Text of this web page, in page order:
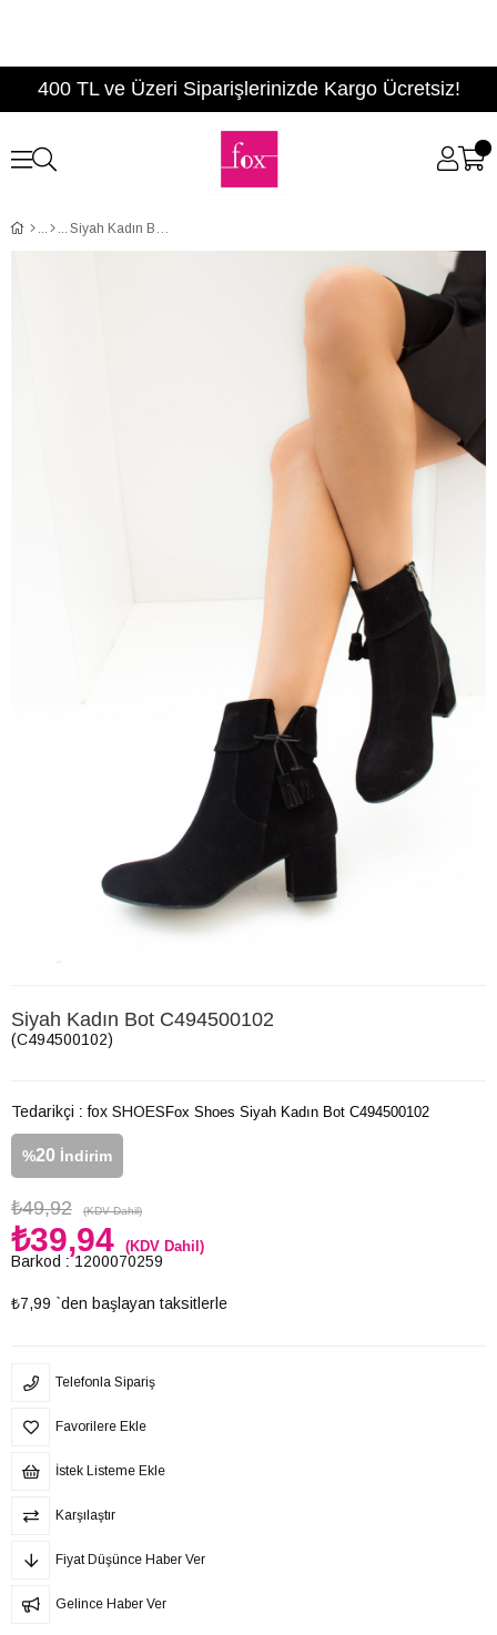
400 TL ve Üzeri Siparişlerinizde Kargo Ücretsiz!
Siyah Kadın Bot C494500102
Siyah Kadın Bot C494500102
(C494500102)
Tedarikçi : fox SHOES
%20 İndirim
₺49,92 (KDV Dahil)
₺39,94 (KDV Dahil)
Barkod : 1200070259
₺7,99 `den başlayan taksitlerle
Fox Shoes Siyah Kadın Bot C494500102
Telefonla Sipariş
Favorilere Ekle
İstek Listeme Ekle
Karşılaştır
Fiyat Düşünce Haber Ver
Gelince Haber Ver